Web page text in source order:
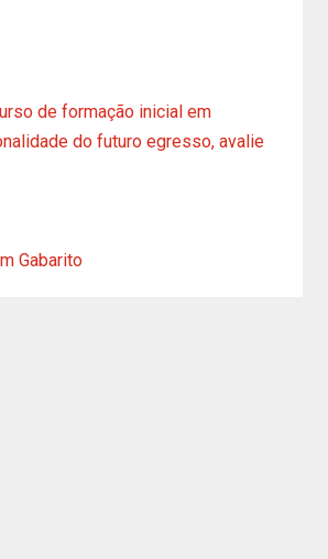
de formação inicial em
do futuro egresso, avalie
Gabarito